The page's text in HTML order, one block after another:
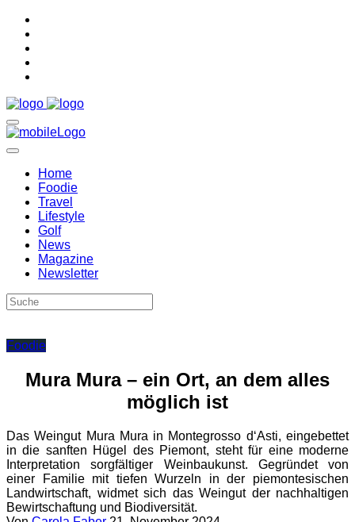
Home
Foodie
Travel
Lifestyle
Golf
News
Magazine
Newsletter
Foodie
Mura Mura – ein Ort, an dem alles
möglich ist
Das Weingut Mura Mura in Montegrosso d‘Asti, eingebettet
in die sanften Hügel des Piemont, steht für eine moderne
Interpretation sorgfältiger Weinbaukunst. Gegründet von
einer Familie mit tiefen Wurzeln in der piemontesischen
Landwirtschaft, widmet sich das Weingut der nachhaltigen
Bewirtschaftung und Biodiversität.